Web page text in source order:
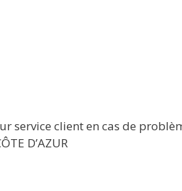
service client en cas de
D’AZUR